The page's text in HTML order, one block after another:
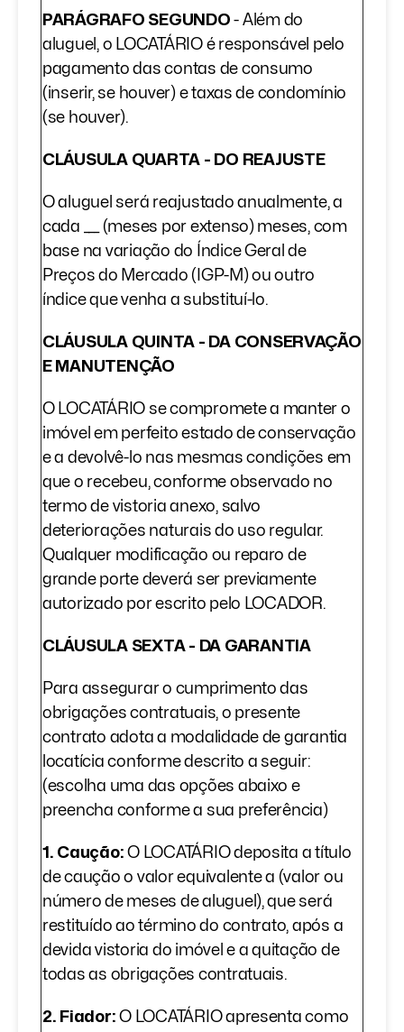
PARÁGRAFO SEGUNDO - Além do
aluguel, o LOCATÁRIO é responsável pelo
pagamento das contas de consumo
(inserir, se houver) e taxas de condomínio
(se houver).
CLÁUSULA QUARTA - DO REAJUSTE
O aluguel será reajustado anualmente, a
cada ___ (meses por extenso) meses, com
base na variação do Índice Geral de
Preços do Mercado (IGP-M) ou outro
índice que venha a substituí-lo.
CLÁUSULA QUINTA - DA CONSERVAÇÃO
E MANUTENÇÃO
O LOCATÁRIO se compromete a manter o
imóvel em perfeito estado de conservação
e a devolvê-lo nas mesmas condições em
que o recebeu, conforme observado no
termo de vistoria anexo, salvo
deteriorações naturais do uso regular.
Qualquer modificação ou reparo de
grande porte deverá ser previamente
autorizado por escrito pelo LOCADOR.
CLÁUSULA SEXTA - DA GARANTIA
Para assegurar o cumprimento das
obrigações contratuais, o presente
contrato adota a modalidade de garantia
locatícia conforme descrito a seguir:
(escolha uma das opções abaixo e
preencha conforme a sua preferência)
1. Caução: O LOCATÁRIO deposita a título
de caução o valor equivalente a (valor ou
número de meses de aluguel), que será
restituído ao término do contrato, após a
devida vistoria do imóvel e a quitação de
todas as obrigações contratuais.
2. Fiador: O LOCATÁRIO apresenta como